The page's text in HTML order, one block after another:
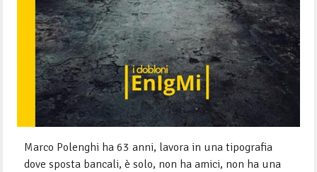
Marco Polenghi ha 63 anni, lavora in una tipografia
dove sposta bancali, è solo, non ha amici, non ha una